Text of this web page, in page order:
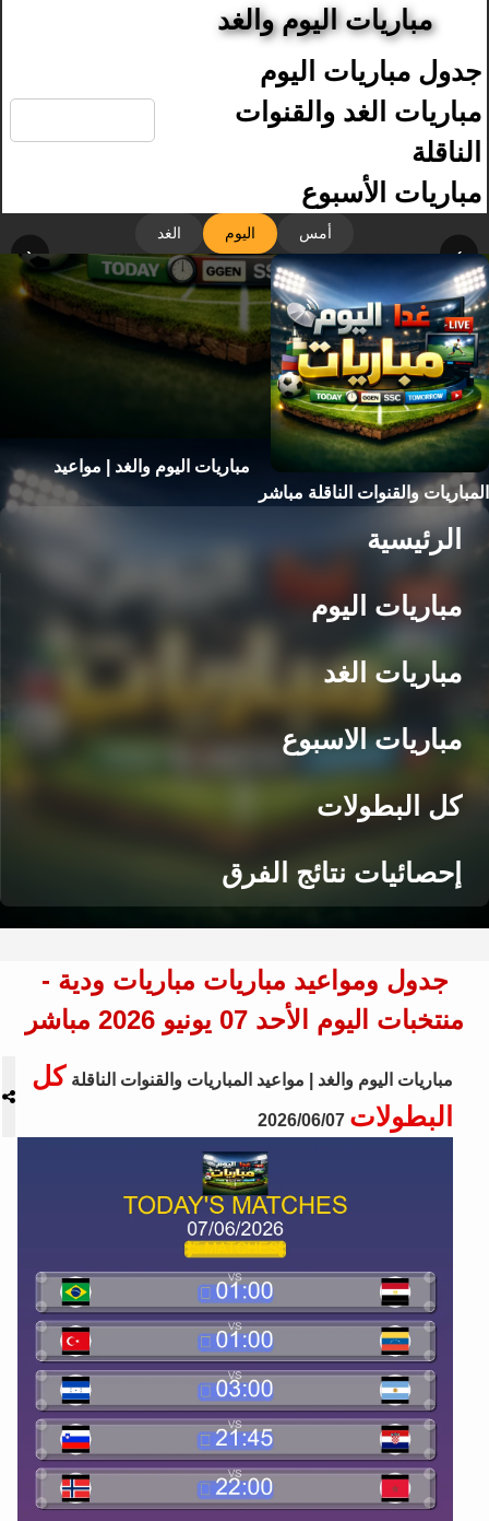
مباريات اليوم والغد
جدول مباريات اليوم
مباريات الغد والقنوات
الناقلة
مباريات الأسبوع
أمس اليوم الغد
‹ ›
مباريات اليوم والغد | مواعيد
المباريات والقنوات الناقلة مباشر
الرئيسية
مباريات اليوم
مباريات الغد
مباريات الاسبوع
كل البطولات
إحصائيات نتائج الفرق
جدول ومواعيد مباريات مباريات ودية -
منتخبات اليوم الأحد 07 يونيو 2026 مباشر
مباريات اليوم والغد | مواعيد المباريات والقنوات الناقلة كل
البطولات 2026/06/07